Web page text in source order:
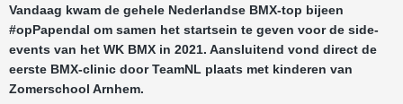
Vandaag kwam de gehele Nederlandse BMX-top bijeen
#opPapendal om samen het startsein te geven voor de side-
events van het WK BMX in 2021. Aansluitend vond direct de
eerste BMX-clinic door TeamNL plaats met kinderen van
Zomerschool Arnhem.